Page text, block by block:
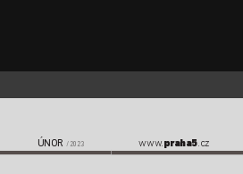
ÚNOR /2023 www.praha5.cz